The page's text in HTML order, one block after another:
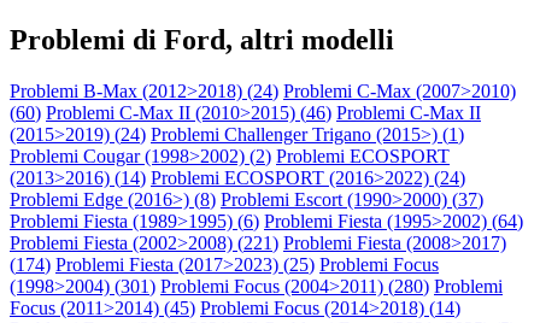
Problemi di Ford, altri modelli
Problemi B-Max (2012>2018) (24) Problemi C-Max (2007>2010)
(60) Problemi C-Max II (2010>2015) (46) Problemi C-Max II
(2015>2019) (24) Problemi Challenger Trigano (2015>) (1)
Problemi Cougar (1998>2002) (2) Problemi ECOSPORT
(2013>2016) (14) Problemi ECOSPORT (2016>2022) (24)
Problemi Edge (2016>) (8) Problemi Escort (1990>2000) (37)
Problemi Fiesta (1989>1995) (6) Problemi Fiesta (1995>2002) (64)
Problemi Fiesta (2002>2008) (221) Problemi Fiesta (2008>2017)
(174) Problemi Fiesta (2017>2023) (25) Problemi Focus
(1998>2004) (301) Problemi Focus (2004>2011) (280) Problemi
Focus (2011>2014) (45) Problemi Focus (2014>2018) (14)